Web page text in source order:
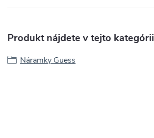
Produkt nájdete v tejto kategórii
Náramky Guess